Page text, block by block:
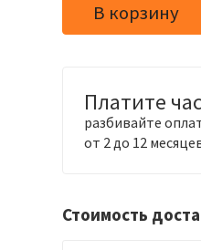
В корзину
Платите
разбивайте
от 2 до 12
Стоимость